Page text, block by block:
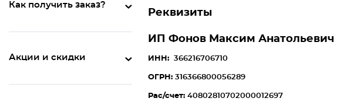
Как получить заказ?
Акции и скидки
Реквизиты
ИП Фонов Максим Анатольевич
ИНН:366216706710
ОГРН:316366800056289
Рас/счет:40802810702000012697